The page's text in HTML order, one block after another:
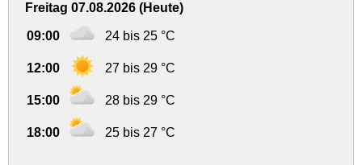
Freitag 07.08.2026 (Heute)
09:00 24 bis 25 °C
12:00 27 bis 29 °C
15:00 28 bis 29 °C
18:00 25 bis 27 °C